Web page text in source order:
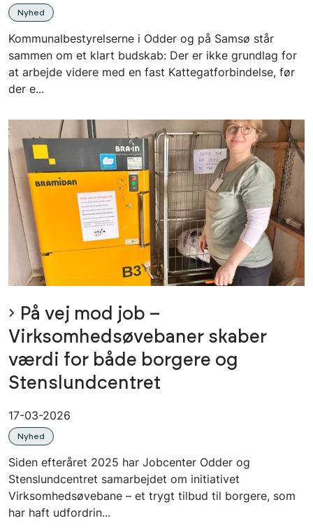
Nyhed
Kommunalbestyrelserne i Odder og på Samsø står
sammen om et klart budskab: Der er ikke grundlag for
at arbejde videre med en fast Kattegatforbindelse, før
der e...
På vej mod job –
Virksomhedsøvebaner skaber
værdi for både borgere og
Stenslundcentret
17-03-2026
Nyhed
Siden efteråret 2025 har Jobcenter Odder og
Stenslundcentret samarbejdet om initiativet
Virksomhedsøvebane – et trygt tilbud til borgere, som
har haft udfordrin...